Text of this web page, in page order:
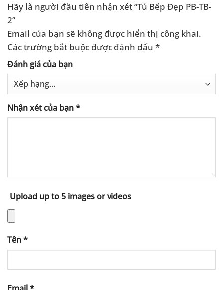
Hãy là người đầu tiên nhận xét “Tủ Bếp Đẹp PB-TB-
2”
Email của bạn sẽ không được hiển thị công khai.
Các trường bắt buộc được đánh dấu *
Đánh giá của bạn
Nhận xét của bạn*
Upload up to 5 images or videos
Tên*
Email*